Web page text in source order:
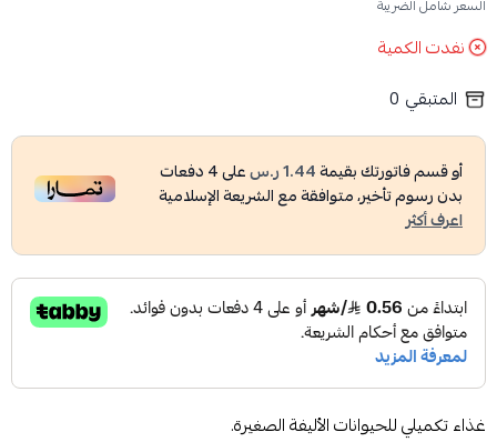
السعر شامل الضريبة
نفدت الكمية
المتبقي 0
أو قسم فاتورتك بقيمة1.44 ر.س على4دفعات
بدون رسوم تأخير، متوافقة مع الشريعة الإسلامية
اعرف أكثر
غذاء تكميلي للحيوانات الأليفة الصغيرة.